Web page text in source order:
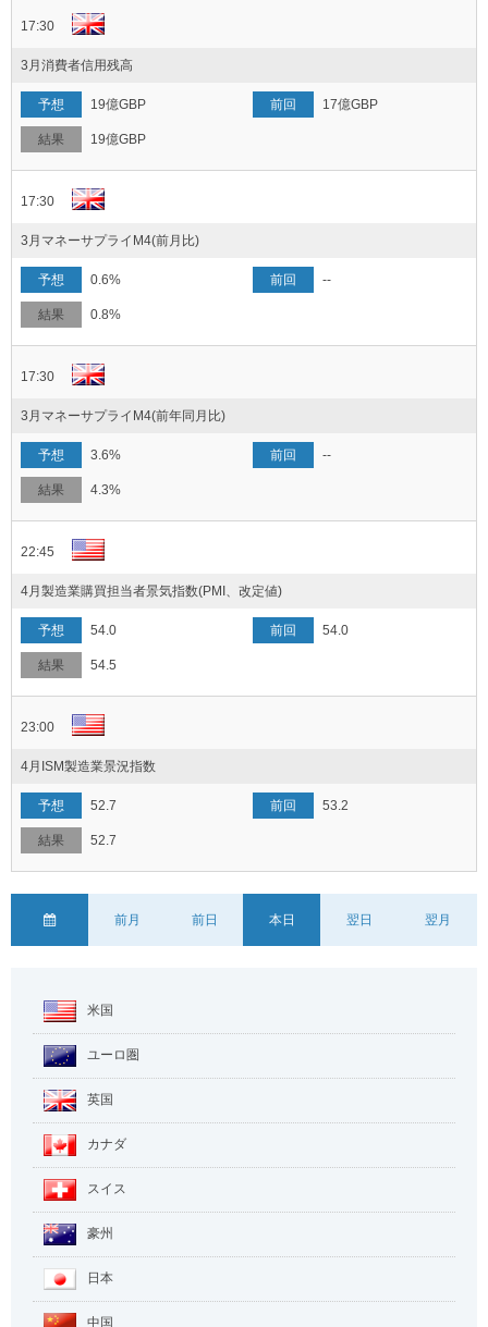
17:30
3月消費者信用残高
19億GBP 17億GBP
19億GBP
17:30
3月マネーサプライM4(前月比)
0.6% --
0.8%
17:30
3月マネーサプライM4(前年同月比)
3.6% --
4.3%
22:45
4月製造業購買担当者景気指数(PMI、改定値)
54.0 54.0
54.5
23:00
4月ISM製造業景況指数
52.7 53.2
52.7
前月 前日 本日 翌日 翌月
米国
ユーロ圏
英国
カナダ
スイス
豪州
日本
中国